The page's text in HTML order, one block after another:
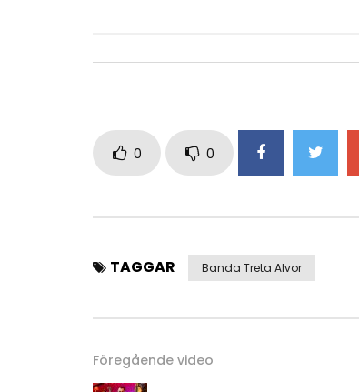
SKUGGA N & FIRE K EX INGEN CHANS
12.9K 0
0 0
TAGGAR Banda Treta Alvor
Föregående video